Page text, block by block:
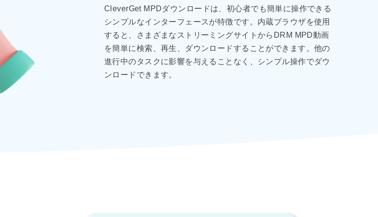
CleverGet MPDダウンロードは、初心者でも簡単に操作できる
シンプルなインターフェースが特徴です。内蔵ブラウザを使用
すると、さまざまなストリーミングサイトからDRM MPD動画
を簡単に検索、再生、ダウンロードすることができます。他の
進行中のタスクに影響を与えることなく、シンプル操作でダウ
ンロードできます。